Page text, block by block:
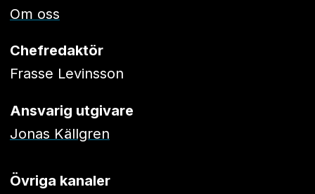
Om oss
Chefredaktör
Frasse Levinsson
Ansvarig utgivare
Jonas Källgren
Övriga kanaler